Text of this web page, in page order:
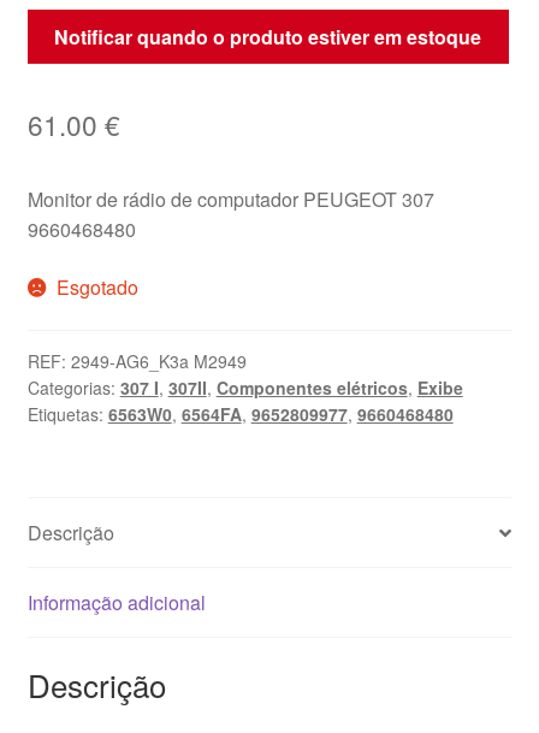
Notificar quando o produto estiver em estoque
61.00 €
Monitor de rádio de computador PEUGEOT 307
9660468480
Esgotado
REF: 2949-AG6_K3a M2949
Categorias: 307 I, 307II, Componentes elétricos, Exibe
Etiquetas: 6563W0, 6564FA, 9652809977, 9660468480
Descrição
Informação adicional
Descrição